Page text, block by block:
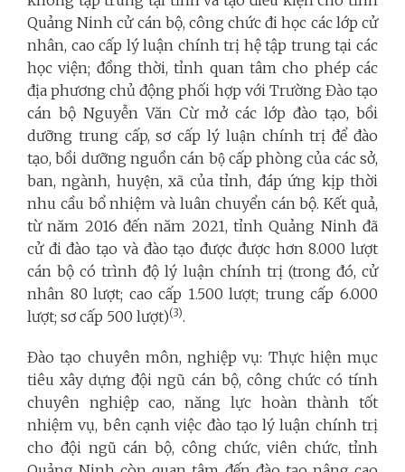
Quảng Ninh cử cán bộ, công chức đi học các lớp cử
nhân, cao cấp lý luận chính trị hệ tập trung tại các
học viện; đồng thời, tỉnh quan tâm cho phép các
địa phương chủ động phối hợp với Trường Đào tạo
cán bộ Nguyễn Văn Cừ mở các lớp đào tạo, bồi
dưỡng trung cấp, sơ cấp lý luận chính trị để đào
tạo, bồi dưỡng nguồn cán bộ cấp phòng của các sở,
ban, ngành, huyện, xã của tỉnh, đáp ứng kịp thời
nhu cầu bổ nhiệm và luân chuyển cán bộ. Kết quả,
từ năm 2016 đến năm 2021, tỉnh Quảng Ninh đã
cử đi đào tạo và đào tạo được được hơn 8.000 lượt
cán bộ có trình độ lý luận chính trị (trong đó, cử
nhân 80 lượt; cao cấp 1.500 lượt; trung cấp 6.000
lượt; sơ cấp 500 lượt)(3).
Đào tạo chuyên môn, nghiệp vụ: Thực hiện mục
tiêu xây dựng đội ngũ cán bộ, công chức có tính
chuyên nghiệp cao, năng lực hoàn thành tốt
nhiệm vụ, bên cạnh việc đào tạo lý luận chính trị
cho đội ngũ cán bộ, công chức, viên chức, tỉnh